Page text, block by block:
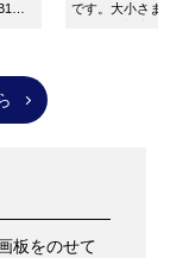
対
です。大小さま
板をのせて